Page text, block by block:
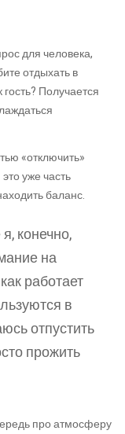
для человека,
отдыхать в
гость? Получается
«отключить»
уже часть
баланс.
конечно,
на
работает
в
отпустить
прожить
про атмосферу